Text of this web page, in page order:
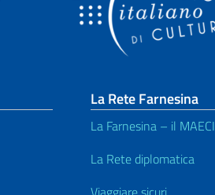
La Rete Farnesina
La Farnesina – il MAECI
La Rete diplomatica